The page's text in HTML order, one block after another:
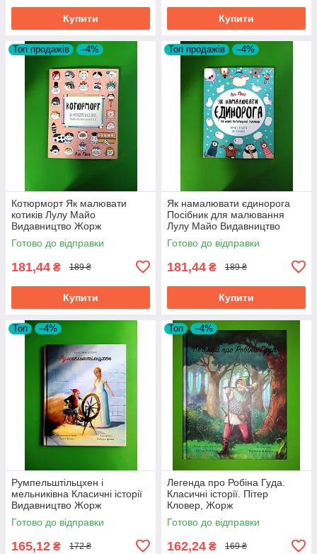
Купити Купити
Топ продажів –4%
Котюрморт Як малювати
котиків Лулу Майо
Видавництво Жорж
Готово до відправки
181,44 ₴ 189 ₴
Купити
Топ продажів –4%
Як намалювати єдинорога
Посібник для малювання
Лулу Майо Видавництво
Жорж
Готово до відправки
181,44 ₴ 189 ₴
Купити
Топ –4%
Румпельштільцхен і
мельниківна Класичні історії
Видавництво Жорж
Готово до відправки
165,12 ₴ 172 ₴
Топ –4%
Легенда про Робіна Гуда.
Класичні історії. Пітер
Кловер, Жорж
Готово до відправки
162,24 ₴ 169 ₴